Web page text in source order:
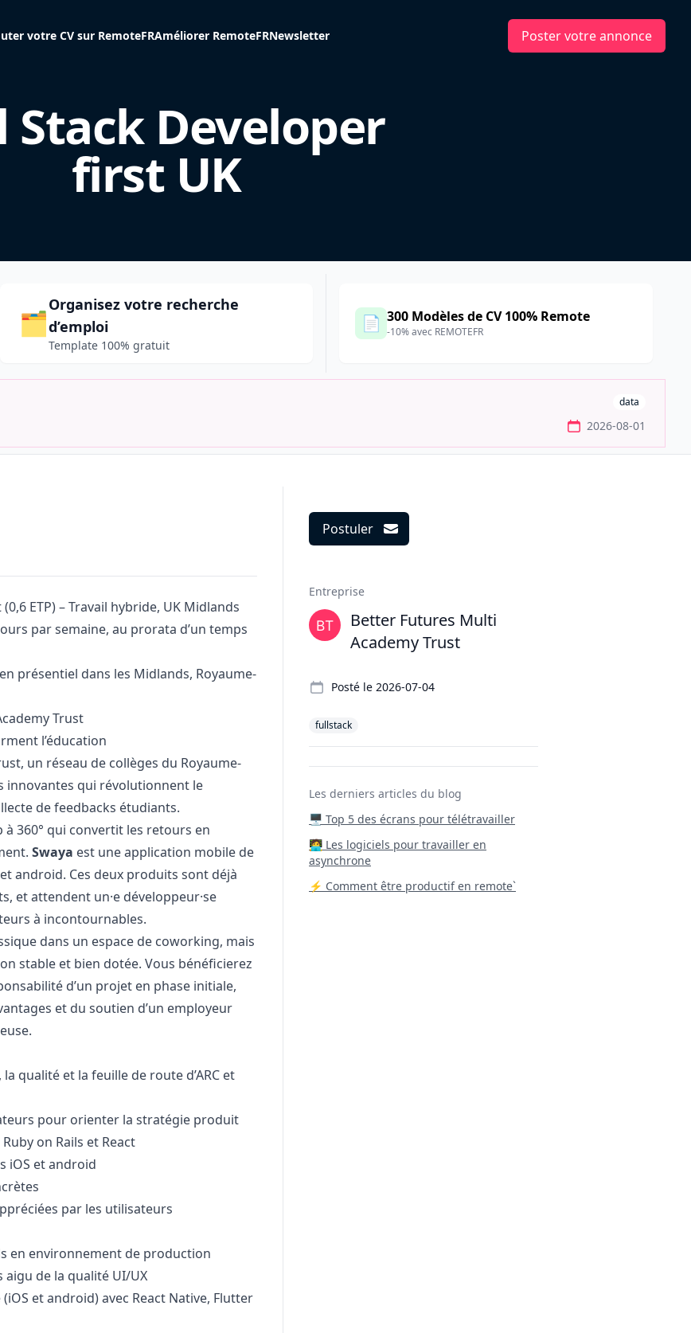
votre CV sur RemoteFRAméliorer RemoteFRNewsletter Poster votre annonce
Stack Developer
first UK
🗂️
Organisez votre recherche
d’emploi
Template 100% gratuit
📄 300 Modèles de CV 100% Remote
-10% avec REMOTEFR
data
2026-08-01
(0,6 ETP) – Travail hybride, UK Midlands
par semaine, au prorata d’un temps
présentiel dans les Midlands, Royaume-
Trust
l’éducation
un réseau de collèges du Royaume-
innovantes qui révolutionnent le
de feedbacks étudiants.
360° qui convertit les retours en
Swaya est une application mobile de
etandroid. Ces deux produits sont déjà
et attendent un·e développeur·se
à incontournables.
dans un espace de coworking, mais
stable et bien dotée. Vous bénéficierez
d’un projet en phase initiale,
et du soutien d’un employeur
qualité et la feuille de route d’ARC et
pour orienter la stratégie produit
Ruby on Rails et React
iOS etandroid
par les utilisateurs
en environnement de production
aigu de la qualité UI/UX
iOS etandroid) avec React Native, Flutter
Postuler
Entreprise
Better Futures Multi
Academy Trust
Posté le 2026-07-04
fullstack
Les derniers articles du blog
🖥️ Top 5 des écrans pour télétravailler
‍🧑‍💻 Les logiciels pour travailler en
asynchrone
⚡ Comment être productif en remote`